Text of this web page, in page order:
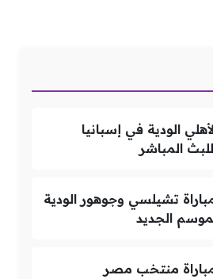
الودية في إسبانيا
المباشر
تشيلسي وجوهور الودية
الجديد
منتخب مصر